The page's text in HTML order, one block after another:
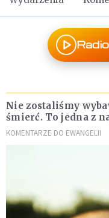
Nie zostaliśmy
śmierć. To jedna z
chrześcijaństwa
KOMENTARZE DO EWANGELII